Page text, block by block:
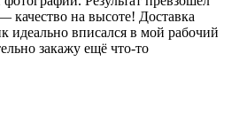
качество на высоте! Доставка
идеально вписался в мой рабочий
закажу ещё что-то